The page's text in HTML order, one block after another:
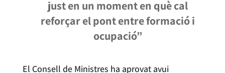
just en un moment en què cal
reforçar el pont entre formació i
ocupació”
El Consell de Ministres ha aprovat avui